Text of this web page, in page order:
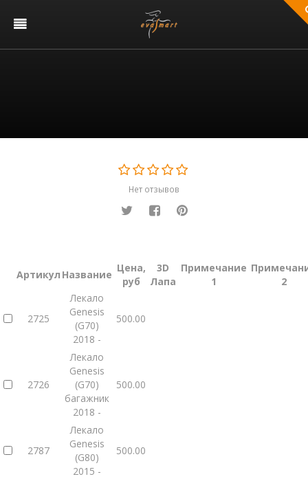
Главная Каталог
Лекало Genesis
Нет отзывов
Артикул Название
Цена,
руб
3D
Лапа
Примечание
1
2
2725
Лекало
Genesis
(G70)
2018 -
500.00
2726
Лекало
Genesis
(G70)
багажник
2018 -
500.00
2787
Лекало
Genesis
(G80)
2015 -
500.00